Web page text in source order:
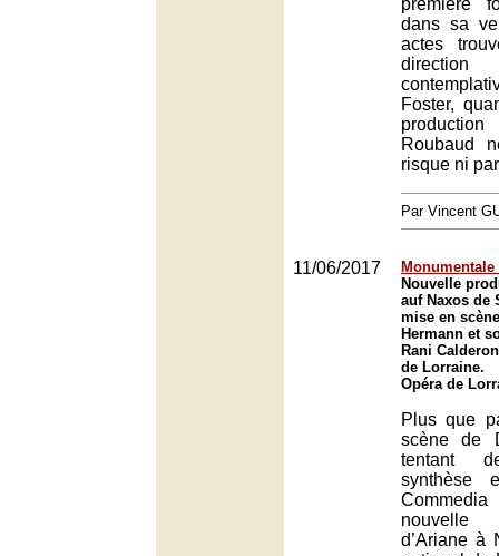
première
dans sa
actes
Foster,
Roubaud
risque ni
Par Vincent
11/06/2017
Monumentale
Nouvelle
auf Naxos de
mise en
Hermann et
Rani
de Lorraine.
Opéra de
Plus que
scène de
tentant
synthèse
d’Ariane à